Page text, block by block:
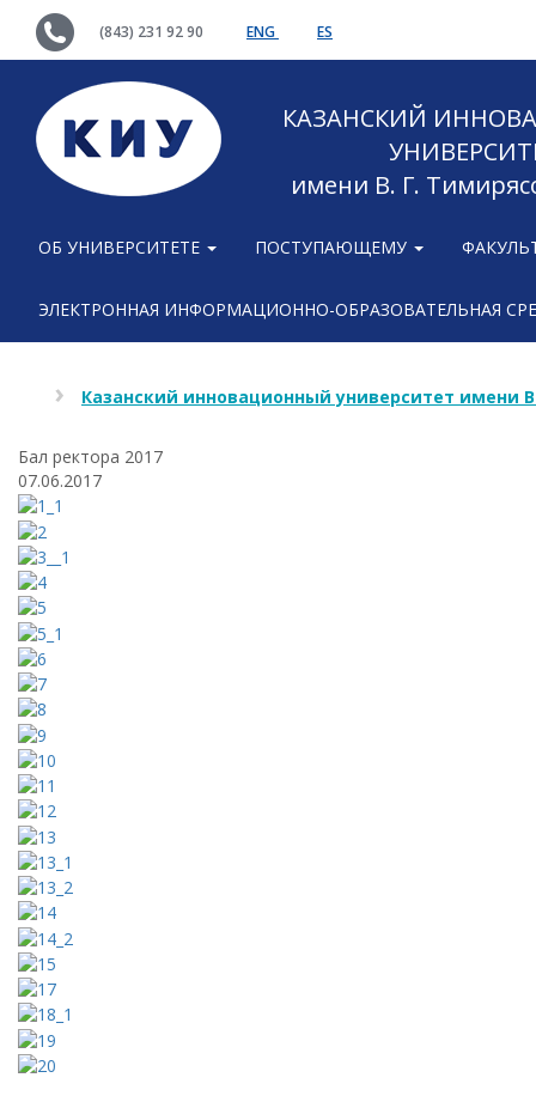
(843) 231 92 90 ENG ES
КАЗАНСКИЙ
имени В. Г.
ОБ УНИВЕРСИТЕТЕ ПОСТУПАЮЩЕМУ
ЭЛЕКТРОННАЯ ИНФОРМАЦИОННО-ОБРАЗОВАТЕЛЬНАЯ
Казанский инновационный университет имени
Бал ректора 2017
07.06.2017